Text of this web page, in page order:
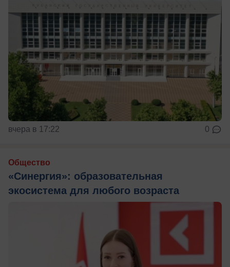
вчера в 17:22 0
Общество
«Синергия»: образовательная
экосистема для любого возраста